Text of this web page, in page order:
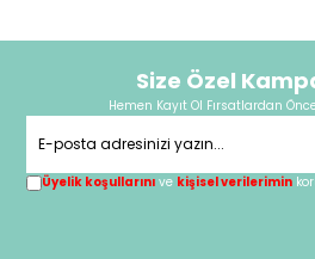
Size Özel
Hemen Kayıt Ol Fırsatlardan
Üyelik koşullarını ve kişisel verilerimin